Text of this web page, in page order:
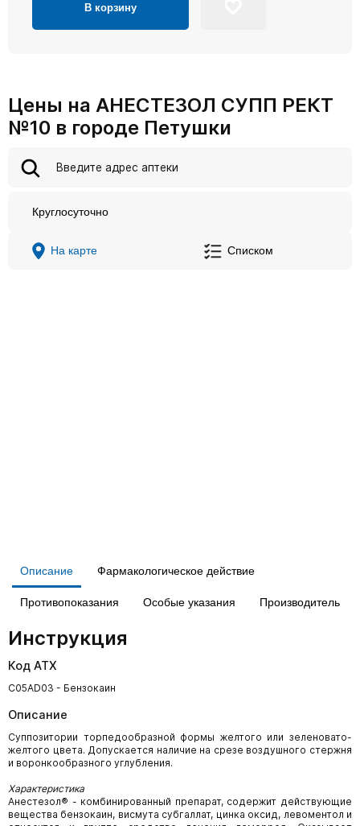
В корзину
Цены на АНЕСТЕЗОЛ СУПП РЕКТ
№10 в городе Петушки
Круглосуточно
На карте Списком
Описание Фармакологическое действие
Противопоказания Особые указания Производитель
Инструкция
Код АТХ
C05AD03 - Бензокаин
Описание
Суппозитории торпедообразной формы желтого или зеленовато-
желтого цвета. Допускается наличие на срезе воздушного стержня
и воронкообразного углубления.
Характеристика
Анестезол® - комбинированный препарат, содержит действующие
вещества бензокаин, висмута субгаллат, цинка оксид, левоментол и